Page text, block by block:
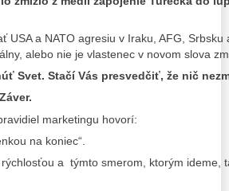
USA a NATO agresiu v Iraku, AFG,
alebo nie je vlastenec v novom slova
Svet. Stačí Vás presvedčiť, že nič
marketingu hovorí:
na koniec“.
a týmto smerom, ktorým ideme,